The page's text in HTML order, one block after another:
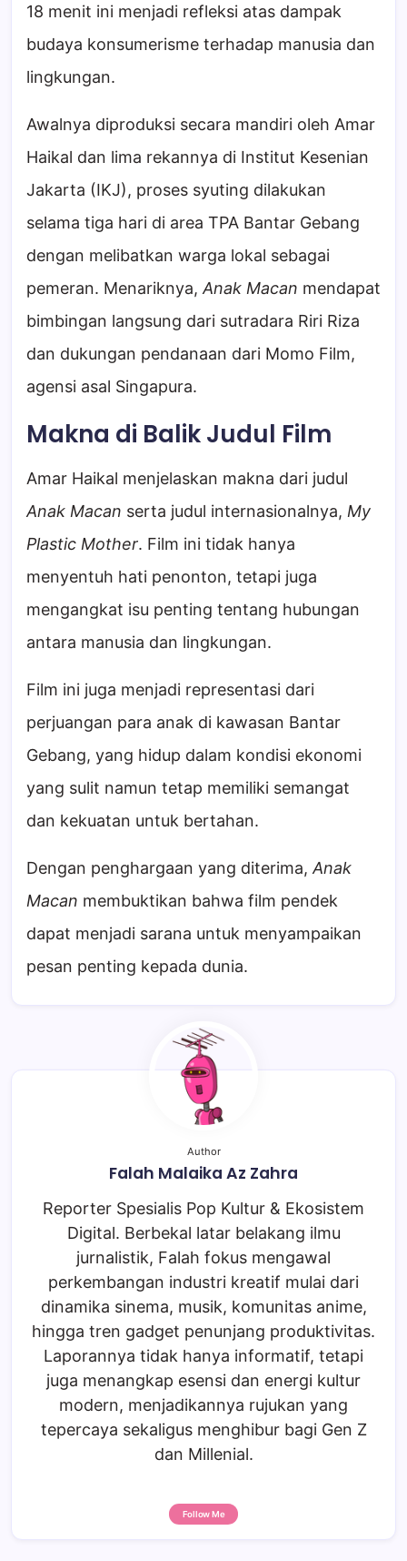
18 menit ini menjadi refleksi atas dampak
budaya konsumerisme terhadap manusia dan
lingkungan.
Awalnya diproduksi secara mandiri oleh Amar
Haikal dan lima rekannya di Institut Kesenian
Jakarta (IKJ), proses syuting dilakukan
selama tiga hari di area TPA Bantar Gebang
dengan melibatkan warga lokal sebagai
pemeran. Menariknya, Anak Macan mendapat
bimbingan langsung dari sutradara Riri Riza
dan dukungan pendanaan dari Momo Film,
agensi asal Singapura.
Makna di Balik Judul Film
Amar Haikal menjelaskan makna dari judul
Anak Macan serta judul internasionalnya, My
Plastic Mother. Film ini tidak hanya
menyentuh hati penonton, tetapi juga
mengangkat isu penting tentang hubungan
antara manusia dan lingkungan.
Film ini juga menjadi representasi dari
perjuangan para anak di kawasan Bantar
Gebang, yang hidup dalam kondisi ekonomi
yang sulit namun tetap memiliki semangat
dan kekuatan untuk bertahan.
Dengan penghargaan yang diterima, Anak
Macan membuktikan bahwa film pendek
dapat menjadi sarana untuk menyampaikan
pesan penting kepada dunia.
Author
Falah Malaika Az Zahra
Reporter Spesialis Pop Kultur & Ekosistem
Digital. Berbekal latar belakang ilmu
jurnalistik, Falah fokus mengawal
perkembangan industri kreatif mulai dari
dinamika sinema, musik, komunitas anime,
hingga tren gadget penunjang produktivitas.
Laporannya tidak hanya informatif, tetapi
juga menangkap esensi dan energi kultur
modern, menjadikannya rujukan yang
tepercaya sekaligus menghibur bagi Gen Z
dan Millenial.
Follow Me